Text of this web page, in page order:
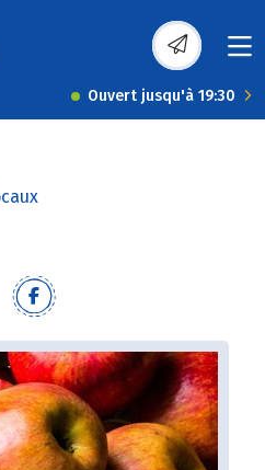
Ouvert jusqu'à 19:30